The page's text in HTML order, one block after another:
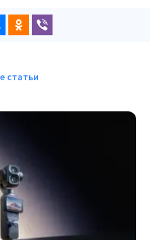
статьи